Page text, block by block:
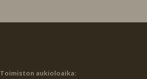
Toimiston aukioloaika: